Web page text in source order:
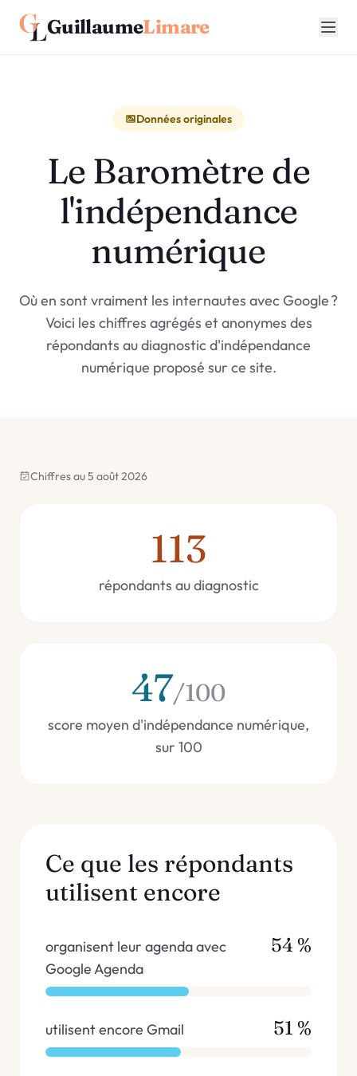
GuillaumeLimare
Données originales
Le Baromètre de
l'indépendance
numérique
Où en sont vraiment les internautes avec Google ?
Voici les chiffres agrégés et anonymes des
répondants au diagnostic d'indépendance
numérique proposé sur ce site.
Chiffres au 5 août 2026
113
répondants au diagnostic
47/100
score moyen d'indépendance numérique,
sur 100
Ce que les répondants
utilisent encore
organisent leur agenda avec
Google Agenda
54 %
utilisent encore Gmail 51 %